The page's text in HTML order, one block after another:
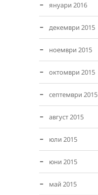
януари 2016
декември 2015
ноември 2015
октомври 2015
септември 2015
август 2015
юли 2015
юни 2015
май 2015